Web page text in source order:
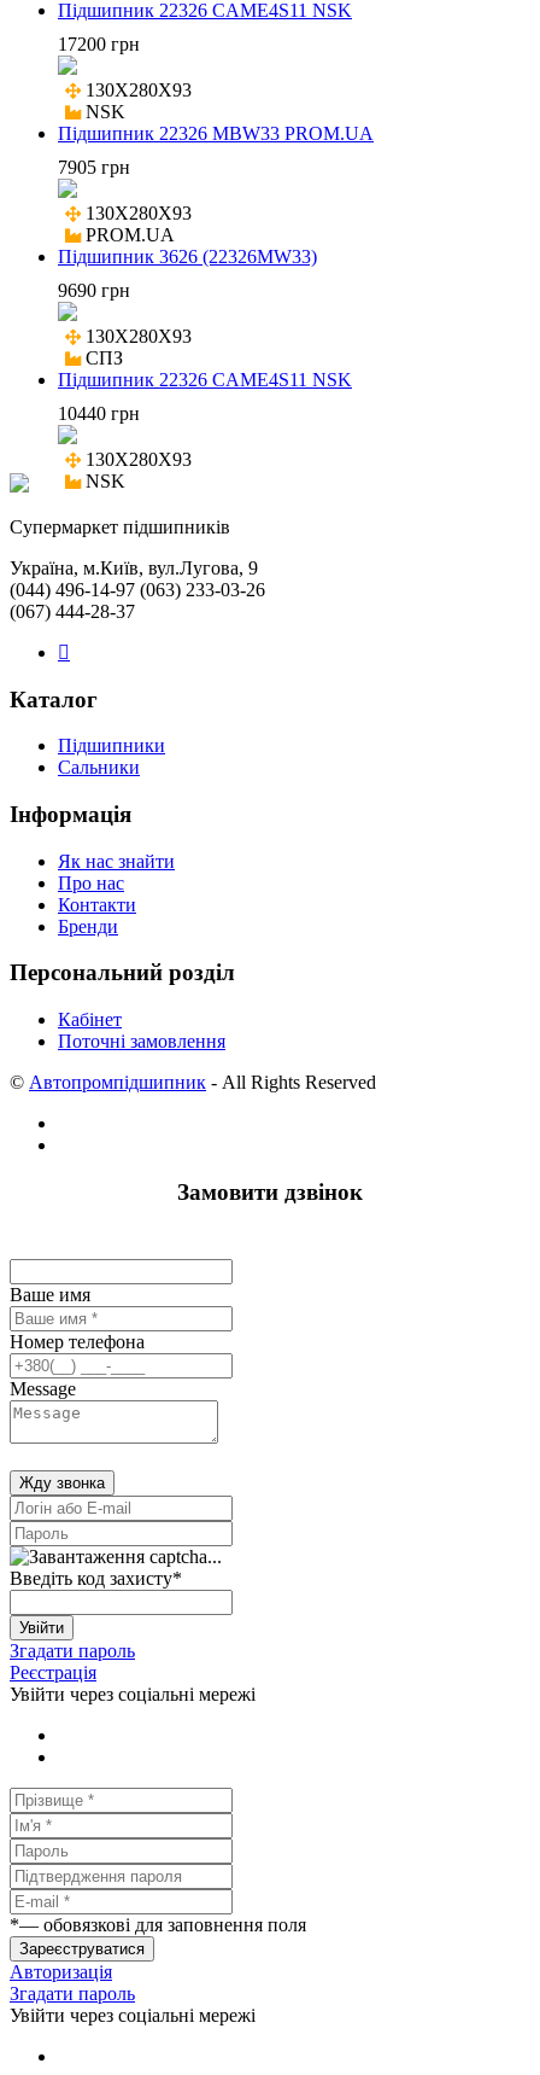
Підшипник 22326 CAME4S11 NSK
17200 грн
130X280X93
NSK
Підшипник 22326 MBW33 PROM.UA
7905 грн
130X280X93
PROM.UA
Підшипник 3626 (22326MW33)
9690 грн
130X280X93
СПЗ
Підшипник 22326 CAME4S11 NSK
10440 грн
130X280X93
NSK
Cупермаркет підшипників
Україна, м.Київ, вул.Лугова, 9
(044) 496-14-97 (063) 233-03-26
(067) 444-28-37
Каталог
Підшипники
Сальники
Інформація
Як нас знайти
Про нас
Контакти
Бренди
Персональний розділ
Кабінет
Поточні замовлення
© Автопромпідшипник - All Rights Reserved
Замовити дзвінок
Ваше имя
Номер телефона
Message
Жду звонка
Введіть код захисту*
Увійти
Згадати пароль
Реєстрація
Увійти через соціальні мережі
*— обовязкові для заповнення поля
Зареєструватися
Авторизація
Згадати пароль
Увійти через соціальні мережі